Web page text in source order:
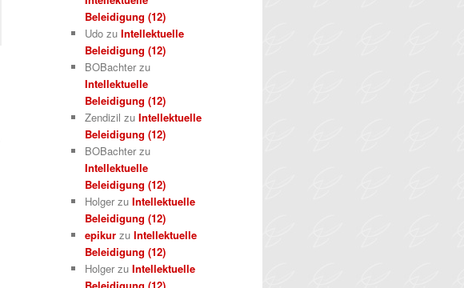
Beleidigung (12)
Udo zuIntellektuelle
Beleidigung (12)
BOBachter zu
Intellektuelle
Beleidigung (12)
Zendizil zuIntellektuelle
Beleidigung (12)
BOBachter zu
Intellektuelle
Beleidigung (12)
Holger zuIntellektuelle
Beleidigung (12)
epikur zuIntellektuelle
Beleidigung (12)
Holger zuIntellektuelle